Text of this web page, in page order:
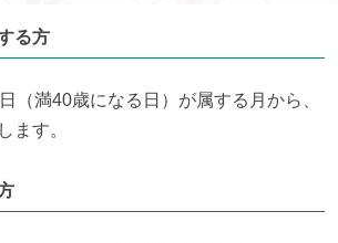
る方
（満40歳になる日）が属する月から、
ます。